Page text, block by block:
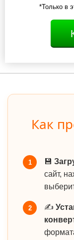
*Только в
Как
1 💾
сайт,
2 ✍️